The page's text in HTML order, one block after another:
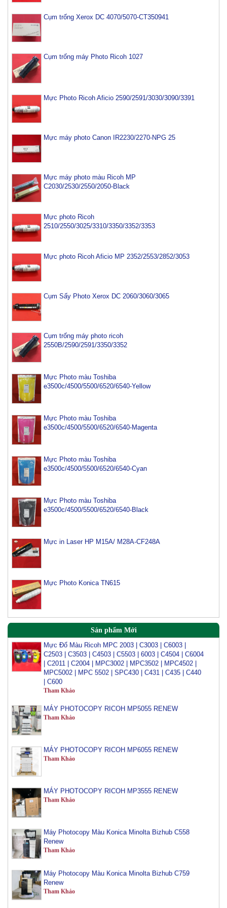
Cụm trống Xerox DC 4070/5070-CT350941
Cụm trống máy Photo Ricoh 1027
Mực Photo Ricoh Aficio 2590/2591/3030/3090/3391
Mực máy photo Canon IR2230/2270-NPG 25
Mực máy photo màu Ricoh MP
C2030/2530/2550/2050-Black
Mực photo Ricoh
2510/2550/3025/3310/3350/3352/3353
Mực photo Ricoh Aficio MP 2352/2553/2852/3053
Cụm Sấy Photo Xerox DC 2060/3060/3065
Cụm trống máy photo ricoh
2550B/2590/2591/3350/3352
Mực Photo màu Toshiba
e3500c/4500/5500/6520/6540-Yellow
Mực Photo màu Toshiba
e3500c/4500/5500/6520/6540-Magenta
Mực Photo màu Toshiba
e3500c/4500/5500/6520/6540-Cyan
Mực Photo màu Toshiba
e3500c/4500/5500/6520/6540-Black
Mực in Laser HP M15A/ M28A-CF248A
Mực Photo Konica TN615
Sản phẩm Mới
Mực máy photo ricoh MP 2554/ 3054/ 3554/ 3054SP/
Mực Đổ Màu Ricoh MPC 2003 | C3003 | C6003 |
C2503 | C3503 | C4503 | C5503 | 6003 | C4504 | C6004
| C2011 | C2004 | MPC3002 | MPC3502 | MPC4502 |
MPC5002 | MPC 5502 | SPC430 | C431 | C435 | C440
| C600
Tham Khảo
Tham Khảo
Tham Khảo
Tham Khảo
Renew
Tham Khảo
Renew
Tham Khảo